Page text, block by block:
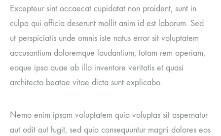
Excepteur sint occaecat cupidatat non proident, sunt in
culpa qui officia deserunt mollit anim id est laborum. Sed
ut perspiciatis unde omnis iste natus error sit voluptatem
accusantium doloremque laudantium, totam rem aperiam,
eaque ipsa quae ab illo inventore veritatis et quasi
architecto beatae vitae dicta sunt explicabo.
Nemo enim ipsam voluptatem quia voluptas sit aspernatur
aut odit aut fugit, sed quia consequuntur magni dolores eos